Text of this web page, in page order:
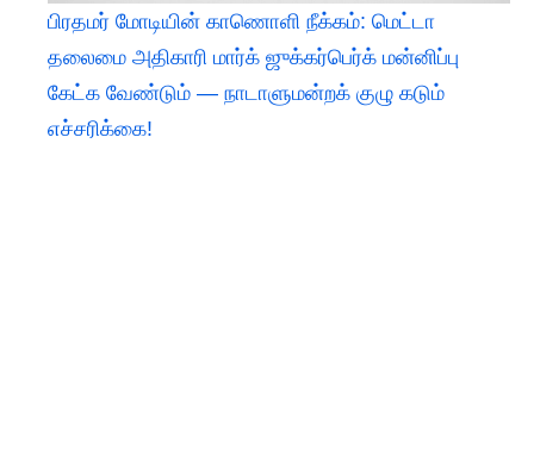
பிரதமர் மோடியின் காணொளி நீக்கம்: மெட்டா
தலைமை அதிகாரி மார்க் ஜுக்கர்பெர்க் மன்னிப்பு
கேட்க வேண்டும் — நாடாளுமன்றக் குழு கடும்
எச்சரிக்கை!